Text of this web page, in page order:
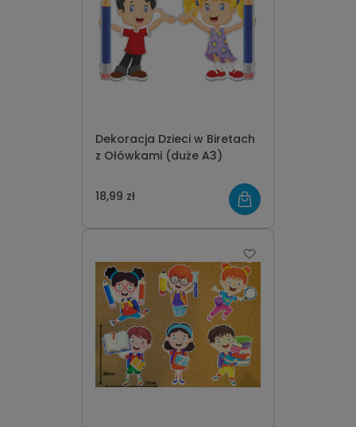
Dekoracja Dzieci w Biretach
z Ołówkami (duże A3)
18,99 zł